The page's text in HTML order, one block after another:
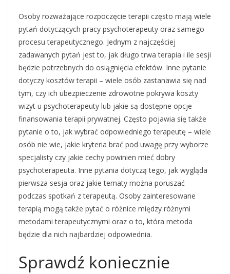
Osoby rozważające rozpoczęcie terapii często mają wiele
pytań dotyczących pracy psychoterapeuty oraz samego
procesu terapeutycznego. Jednym z najczęściej
zadawanych pytań jest to, jak długo trwa terapia i ile sesji
będzie potrzebnych do osiągnięcia efektów. Inne pytanie
dotyczy kosztów terapii – wiele osób zastanawia się nad
tym, czy ich ubezpieczenie zdrowotne pokrywa koszty
wizyt u psychoterapeuty lub jakie są dostępne opcje
finansowania terapii prywatnej. Często pojawia się także
pytanie o to, jak wybrać odpowiedniego terapeutę – wiele
osób nie wie, jakie kryteria brać pod uwagę przy wyborze
specjalisty czy jakie cechy powinien mieć dobry
psychoterapeuta. Inne pytania dotyczą tego, jak wygląda
pierwsza sesja oraz jakie tematy można poruszać
podczas spotkań z terapeutą. Osoby zainteresowane
terapią mogą także pytać o różnice między różnymi
metodami terapeutycznymi oraz o to, która metoda
będzie dla nich najbardziej odpowiednia.
Sprawdź koniecznie